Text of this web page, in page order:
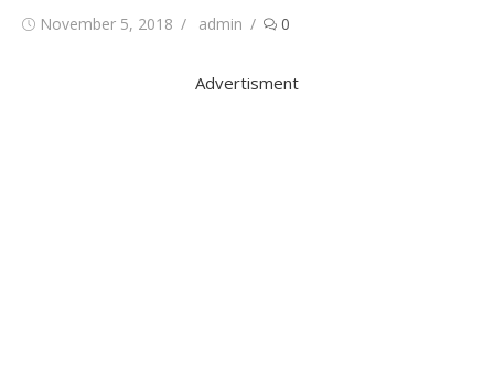
Posted
November 5, 2018 Author
admin 0
Advertisment